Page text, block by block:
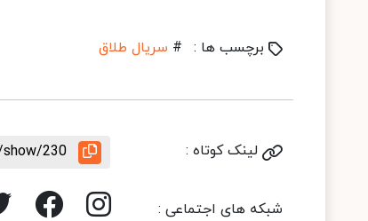
برچسب ها : # سریال طلاق
لینک کوتاه : 230
شبکه های اجتماعی :